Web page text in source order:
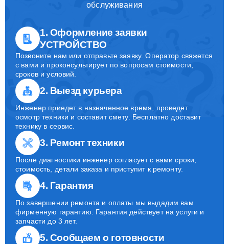
обслуживания
1. Оформление заявки
УСТРОЙСТВО
Позвоните нам или отправьте заявку. Оператор свяжется
с вами и проконсультирует по вопросам стоимости,
сроков и условий.
2. Выезд курьера
Инженер приедет в назначенное время, проведет
осмотр техники и составит смету. Бесплатно доставит
технику в сервис.
3. Ремонт техники
После диагностики инженер согласует с вами сроки,
стоимость, детали заказа и приступит к ремонту.
4. Гарантия
По завершении ремонта и оплаты мы выдадим вам
фирменную гарантию. Гарантия действует на услуги и
запчасти до 3 лет.
5. Сообщаем о готовности